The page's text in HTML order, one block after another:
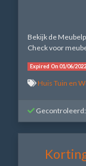
Bekijk de
Check voor
Expired On 01/06/2022
Huis Tuin en